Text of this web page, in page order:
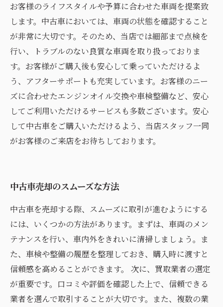
お客様のライフスタイルや予算に合わせた車両を提案致
します。中古車においては、車両の状態を確認すること
が非常に大切です。そのため、当店では細部まで点検を
行い、トラブルのない良質な車両を取り扱っておりま
す。お客様がご購入後も安心して乗っていただけるよ
う、アフターサポートも充実しています。お客様のニー
ズに合わせたエンジンオイル交換や車検整備など、安心
してご利用いただけるサービスも多数ございます。安心
して中古車をご購入いただけるよう、当店スタッフ一同
がお客様のご来店をお待ちしております。
中古車売却のスムーズな方法
中古車を売却する際、スムーズに取引が進むようにする
には、いくつかの方法があります。まずは、車両のメン
テナンスを行い、車内外をきれいに清掃しましょう。ま
た、車検や整備の履歴を整理しておき、購入時に渡すと
信頼感を高めることができます。 次に、買取業者の選定
が重要です。口コミや評価を確認した上で、信頼できる
業者を選んで取引することが大切です。また、複数の業